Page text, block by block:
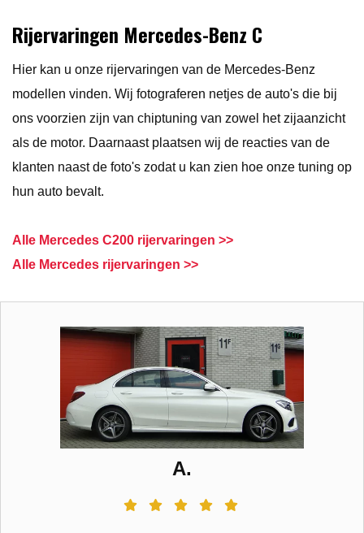
Rijervaringen Mercedes-Benz C
Hier kan u onze rijervaringen van de Mercedes-Benz
modellen vinden. Wij fotograferen netjes de auto's die bij
ons voorzien zijn van chiptuning van zowel het zijaanzicht
als de motor. Daarnaast plaatsen wij de reacties van de
klanten naast de foto's zodat u kan zien hoe onze tuning op
hun auto bevalt.
Alle Mercedes C200 rijervaringen >>
Alle Mercedes rijervaringen >>
A.